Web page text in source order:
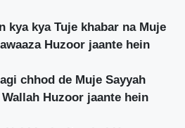
kya kya Tuje khabar na Muje
Huzoor jaante hein
chhod de Muje Sayyah
Huzoor jaante hein